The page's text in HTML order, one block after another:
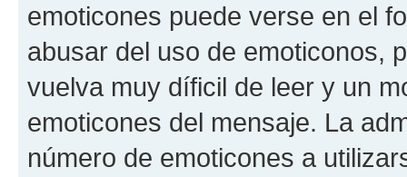
emoticones puede verse en el
abusar del uso de emoticonos,
vuelva muy díficil de leer y un
emoticones del mensaje. La
número de emoticones a